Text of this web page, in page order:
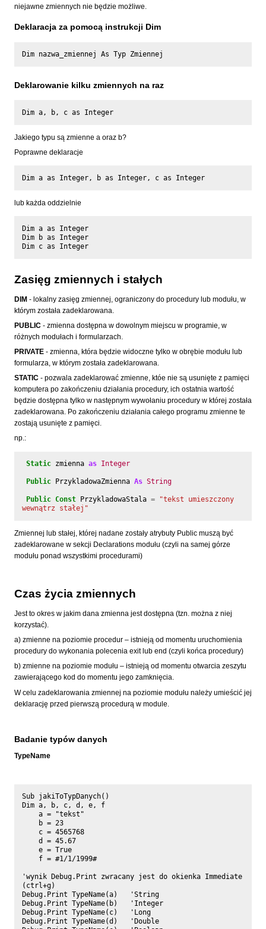
niejawne zmiennych nie będzie możliwe.
Deklaracja za pomocą instrukcji Dim
Deklarowanie kilku zmiennych na raz
Jakiego typu są zmienne a oraz b?
Poprawne deklaracje
lub każda oddzielnie
Dim a as Integer
Dim b as Integer
Zasięg zmiennych i stałych
DIM - lokalny zasięg zmiennej, ograniczony do procedury lub modułu, w
którym została zadeklarowana.
PUBLIC - zmienna dostępna w dowolnym miejscu w programie, w
różnych modułach i formularzach.
PRIVATE - zmienna, która będzie widoczne tylko w obrębie modułu lub
formularza, w którym została zadeklarowana.
STATIC - pozwala zadeklarować zmienne, któe nie są usunięte z pamięci
komputera po zakończeniu działania procedury, ich ostatnia wartość
będzie dostępna tylko w następnym wywołaniu procedury w której została
zadeklarowana. Po zakończeniu działania całego programu zmienne te
zostają usunięte z pamięci.
np.:
Static zmienna as Integer
Public PrzykladowaZmienna As String
Public Const PrzykladowaStala =
"tekst umieszczony
wewnątrz stałej"
Zmiennej lub stałej, której nadane zostały atrybuty Public muszą być
zadeklarowane w sekcji Declarations modułu (czyli na samej górze
modułu ponad wszystkimi procedurami)
Czas życia zmiennych
Jest to okres w jakim dana zmienna jest dostępna (tzn. można z niej
korzystać).
a) zmienne na poziomie procedur – istnieją od momentu uruchomienia
procedury do wykonania polecenia exit lub end (czyli końca procedury)
b) zmienne na poziomie modułu – istnieją od momentu otwarcia zeszytu
zawierającego kod do momentu jego zamknięcia.
W celu zadeklarowania zmiennej na poziomie modułu należy umieścić jej
deklarację przed pierwszą procedurą w module.
Badanie typów danych
TypeName
Sub jakiToTypDanych()
Dim a, b, c, d, e, f
    a = "tekst"
    d = 45.67
    e = True
'wynik Debug.Print zwracany jest do okienka Immediate
(ctrl+g)
Debug.Print TypeName(a)   'String
Debug.Print TypeName(b)   'Integer
Debug.Print TypeName(c)   'Long
Debug.Print TypeName(d)   'Double